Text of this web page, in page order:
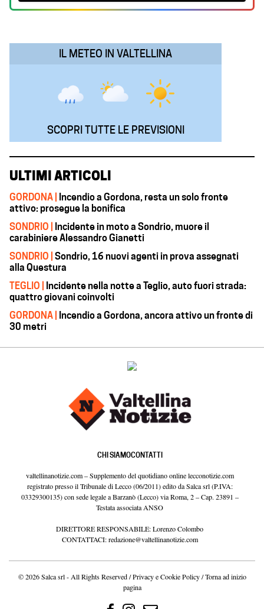
IL METEO IN VALTELLINA
SCOPRI TUTTE LE PREVISIONI
ULTIMI ARTICOLI
GORDONA | Incendio a Gordona, resta un solo fronte
attivo: prosegue la bonifica
SONDRIO | Incidente in moto a Sondrio, muore il
carabiniere Alessandro Gianetti
SONDRIO | Sondrio, 16 nuovi agenti in prova assegnati
alla Questura
TEGLIO | Incidente nella notte a Teglio, auto fuori strada:
quattro giovani coinvolti
GORDONA | Incendio a Gordona, ancora attivo un fronte di
30 metri
CHI SIAMOCONTATTI
valtellinanotizie.com – Supplemento del quotidiano online lecconotizie.com
registrato presso il Tribunale di Lecco (06/2011) edito da Salca srl (P.IVA:
03329300135) con sede legale a Barzanò (Lecco) via Roma, 2 – Cap. 23891 –
Testata associata ANSO
DIRETTORE RESPONSABILE: Lorenzo Colombo
CONTATTACI:redazione@valtellinanotizie.com
© 2026 Salca srl - All Rights Reserved /Privacy e Cookie Policy/Torna ad inizio
pagina